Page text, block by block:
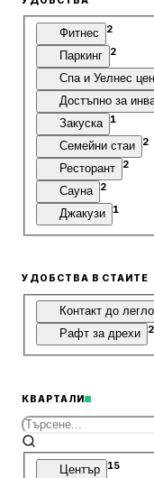
Фитнес 2
Паркинг 2
Спа и Уелнес
Достъпно за
Закуска 1
Семейни стаи 2
Ресторант 2
Сауна 2
Джакузи 1
УДОБСТВА В СТАИТЕ
Контакт до
Рафт за дрехи 2
КВАРТАЛИ
Център 15